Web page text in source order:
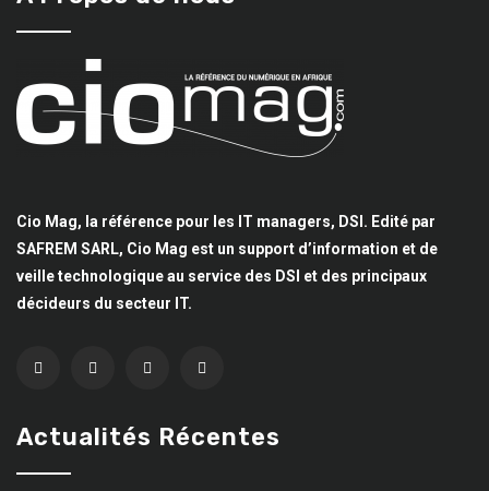
Cio Mag, la référence pour les IT managers, DSI. Edité par
SAFREM SARL, Cio Mag est un support d’information et de
veille technologique au service des DSI et des principaux
décideurs du secteur IT.
Actualités Récentes